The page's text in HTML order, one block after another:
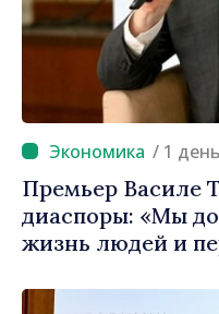
/ 1
Премьер Василе
диаспоры: «Мы
жизнь людей и